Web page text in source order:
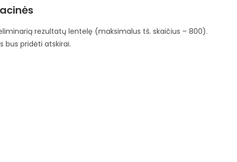
rezultatų lentelę (maksimalus tš. skaičius – 800).
bus pridėti atskirai.